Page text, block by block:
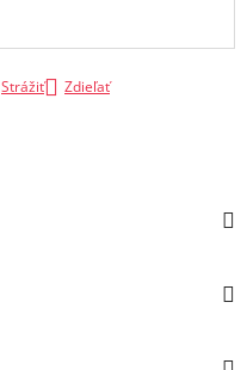
Strážiť Zdieľať